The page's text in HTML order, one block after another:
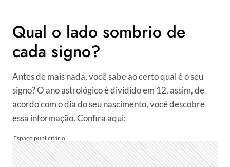
Qual o lado sombrio de
cada signo?
Antes de mais nada, você sabe ao certo qual é o seu
signo? O ano astrológico é dividido em 12, assim, de
acordo com o dia do seu nascimento, você descobre
essa informação. Confira aqui: